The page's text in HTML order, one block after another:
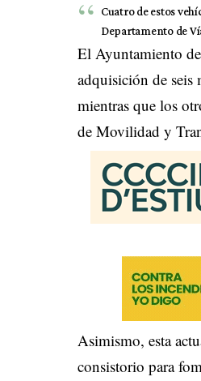
Cuatro de estos
Departamento de
El Ayuntamiento
adquisición de seis
mientras que los
de Movilidad y
Asimismo, esta
consistorio para